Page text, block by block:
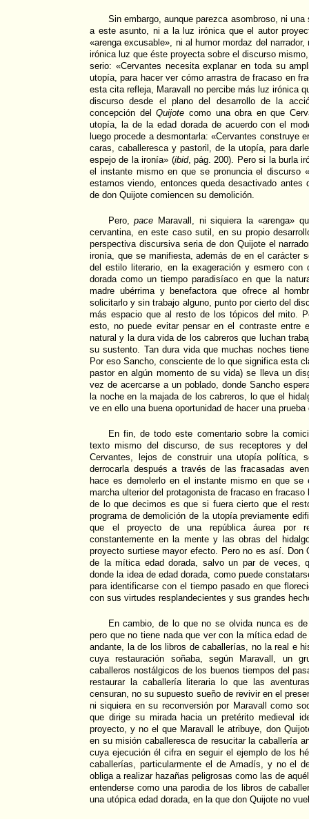
Sin embargo, aunque parezca asombroso, ni
a este asunto, ni a la luz irónica que el autor
«arenga excusable», ni al humor mordaz del
irónica luz que éste proyecta sobre el discurso
serio: «Cervantes necesita explanar en toda su
utopía, para hacer ver cómo arrastra de fracaso en
esta cita refleja, Maravall no percibe más luz irónica
discurso desde el plano del desarrollo de la
concepción delQuijote como una obra en que
utopía, la de la edad dorada de acuerdo con el
luego procede a desmontarla: «Cervantes construye
caras, caballeresca y pastoril, de la utopía, para
espejo de la ironía» (ibid, pág. 200). Pero si la burla
el instante mismo en que se pronuncia el discurso
estamos viendo, entonces queda desactivado antes
de don Quijote comiencen su demolición.
Pero,pace Maravall, ni siquiera la «arenga»
cervantina, en este caso sutil, en su propio
perspectiva discursiva seria de don Quijote el
ironía, que se manifiesta, además de en el carácter
del estilo literario, en la exageración y esmero
dorada como un tiempo paradisíaco en que la
madre ubérrima y benefactora que ofrece al
solicitarlo y sin trabajo alguno, punto por cierto del
más espacio que al resto de los tópicos del mito.
esto, no puede evitar pensar en el contraste entre
natural y la dura vida de los cabreros que luchan
su sustento. Tan dura vida que muchas noches
Por eso Sancho, consciente de lo que significa esta
pastor en algún momento de su vida) se lleva un
vez de acercarse a un poblado, donde Sancho
la noche en la majada de los cabreros, lo que el
ve en ello una buena oportunidad de hacer una
En fin, de todo este comentario sobre la
texto mismo del discurso, de sus receptores y del
Cervantes, lejos de construir una utopía política,
derrocarla después a través de las fracasadas
hace es demolerlo en el instante mismo en que
marcha ulterior del protagonista de fracaso en fracaso
de lo que decimos es que si fuera cierto que el
programa de demolición de la utopía previamente
que el proyecto de una república áurea por
constantemente en la mente y las obras del
proyecto surtiese mayor efecto. Pero no es así. Don
de la mítica edad dorada, salvo un par de veces,
donde la idea de edad dorada, como puede
para identificarse con el tiempo pasado en que
con sus virtudes resplandecientes y sus grandes
En cambio, de lo que no se olvida nunca es
pero que no tiene nada que ver con la mítica edad
andante, la de los libros de caballerías, no la real e
cuya restauración soñaba, según Maravall, un
caballeros nostálgicos de los buenos tiempos del
restaurar la caballería literaria lo que las
censuran, no su supuesto sueño de revivir en el
ni siquiera en su reconversión por Maravall como
que dirige su mirada hacia un pretérito medieval
proyecto, y no el que Maravall le atribuye, don
en su misión caballeresca de resucitar la caballería
cuya ejecución él cifra en seguir el ejemplo de los
caballerías, particularmente el de Amadís, y no el
obliga a realizar hazañas peligrosas como las de
entenderse como una parodia de los libros de
una utópica edad dorada, en la que don Quijote no